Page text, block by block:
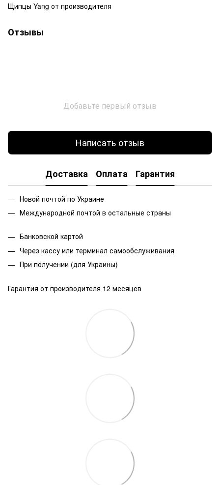
Щипцы Yang от производителя
Отзывы
Добавьте первый отзыв
Написать отзыв
Доставка Оплата Гарантия
Новой почтой по Украине
Международной почтой в остальные страны
Банковской картой
Через кассу или терминал самообслуживания
При получении (для Украины)
Гарантия от производителя 12 месяцев